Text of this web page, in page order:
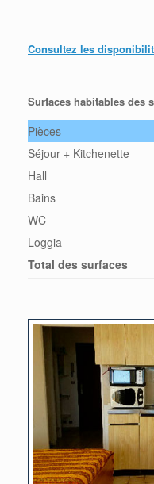
Consultez les
Surfaces habitables des
Pièces
Séjour + Kitchenette
Hall
Bains
WC
Loggia
Total des surfaces